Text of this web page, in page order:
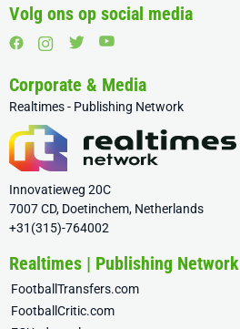
Volg ons op social media
Corporate & Media
Realtimes - Publishing Network
Innovatieweg 20C
7007 CD, Doetinchem, Netherlands
+31(315)-764002
Realtimes | Publishing Network
FootballTransfers.com
FootballCritic.com